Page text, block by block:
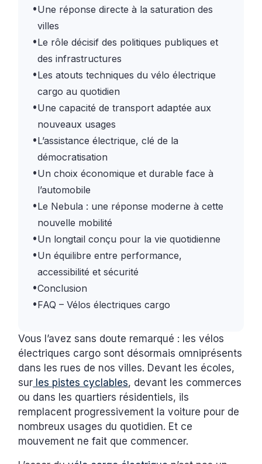
•Une réponse directe à la saturation des
villes
•Le rôle décisif des politiques publiques et
des infrastructures
•Les atouts techniques du vélo électrique
cargo au quotidien
•Une capacité de transport adaptée aux
nouveaux usages
•L’assistance électrique, clé de la
démocratisation
•Un choix économique et durable face à
l’automobile
•Le Nebula : une réponse moderne à cette
nouvelle mobilité
•Un longtail conçu pour la vie quotidienne
•Un équilibre entre performance,
accessibilité et sécurité
•Conclusion
•FAQ – Vélos électriques cargo
Vous l’avez sans doute remarqué : les vélos
électriques cargo sont désormais omniprésents
dans les rues de nos villes. Devant les écoles,
sur les pistes cyclables, devant les commerces
ou dans les quartiers résidentiels, ils
remplacent progressivement la voiture pour de
nombreux usages du quotidien. Et ce
mouvement ne fait que commencer.